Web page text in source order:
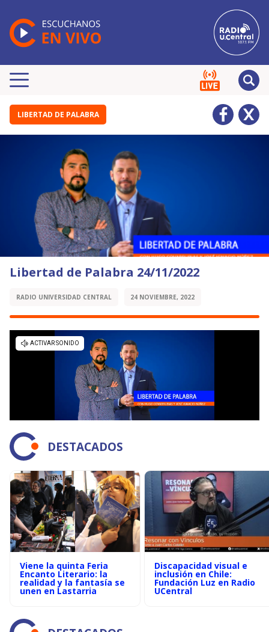
LIBERTAD DE PALABRA
Libertad de Palabra 24/11/2022
RADIO UNIVERSIDAD CENTRAL 24 NOVIEMBRE, 2022
DESTACADOS
Viene la quinta Feria
Encanto Literario: la
realidad y la fantasía se
unen en Lastarria
Discapacidad visual e
inclusión en Chile:
Fundación Luz en Radio
UCentral